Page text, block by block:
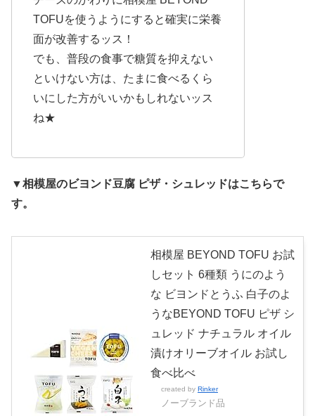
TOFUを使うようにすると確実に栄養
面が改善するッス！
でも、普段の食事で糖質を抑えない
といけない方は、たまに食べるくら
いにした方がいいかもしれないッス
ね★
▼相模屋のビヨンド豆腐 ピザ・シュレッドはこちらで
す。
相模屋 BEYOND TOFU お試
しセット 6種類 うにのよう
な ビヨンドとうふ 白子のよ
うなBEYOND TOFU ピザ シ
ュレッド ナチュラル オイル
漬けオリーブオイル お試し
食べ比べ
created by Rinker
ノーブランド品